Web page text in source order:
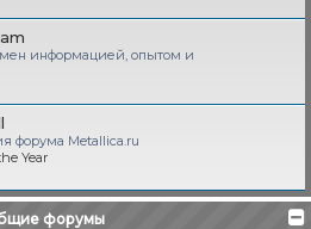
информацией, опытом и
форума Metallica.ru
Year
форумы